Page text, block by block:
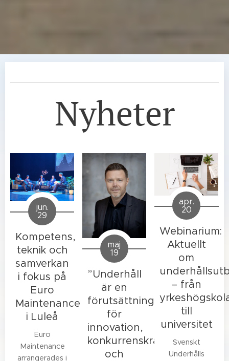
Nyheter
jun.
29
Kompetens,
teknik och
samverkan
i fokus på
Euro
Maintenance
i Luleå
Euro
Maintenance
arrangerades i
maj
19
”Underhåll
är en
förutsättning
för
innovation,
konkurrenskraft
och
apr.
20
Webinarium:
Aktuellt
om
– från
till
universitet
Svenskt
Underhålls